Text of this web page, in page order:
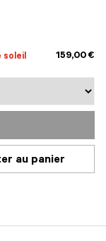
soleil 159,00 €
au panier